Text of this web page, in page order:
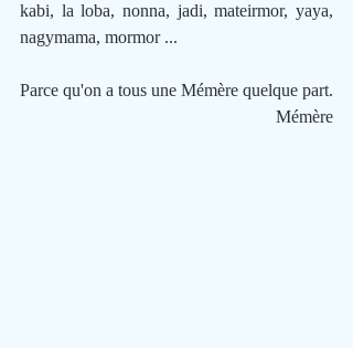
kabi, la loba, nonna, jadi, mateirmor, yaya,
nagymama, mormor ...
Parce qu'on a tous une Mémère quelque part.
Mémère